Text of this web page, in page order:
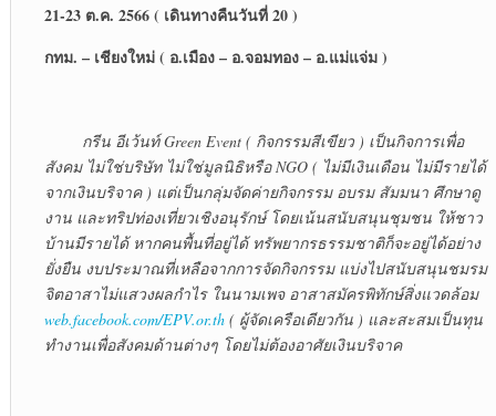
21-23 ต.ค. 2566 ( เดินทางคืนวันที่ 20 )
กทม. – เชียงใหม่ ( อ.เมือง – อ.จอมทอง – อ.แม่แจ่ม )
กรีน อีเว้นท์ Green Event ( กิจกรรมสีเขียว ) เป็นกิจการเพื่อ
สังคม ไม่ใช่บริษัท ไม่ใช่มูลนิธิหรือ NGO ( ไม่มีเงินเดือน ไม่มีรายได้
จากเงินบริจาค ) แต่เป็นกลุ่มจัดค่ายกิจกรรม อบรม สัมมนา ศึกษาดู
งาน และทริปท่องเที่ยวเชิงอนุรักษ์ โดยเน้นสนับสนุนชุมชน ให้ชาว
บ้านมีรายได้ หากคนพื้นที่อยู่ได้ ทรัพยากรธรรมชาติก็จะอยู่ได้อย่าง
ยั่งยืน งบประมาณที่เหลือจากการจัดกิจกรรม แบ่งไปสนับสนุนชมรม
จิตอาสาไม่แสวงผลกำไร ในนามเพจ อาสาสมัครพิทักษ์สิ่งแวดล้อม
web.facebook.com/EPV.or.th( ผู้จัดเครือเดียวกัน ) และสะสมเป็นทุน
ทำงานเพื่อสังคมด้านต่างๆ โดยไม่ต้องอาศัยเงินบริจาค